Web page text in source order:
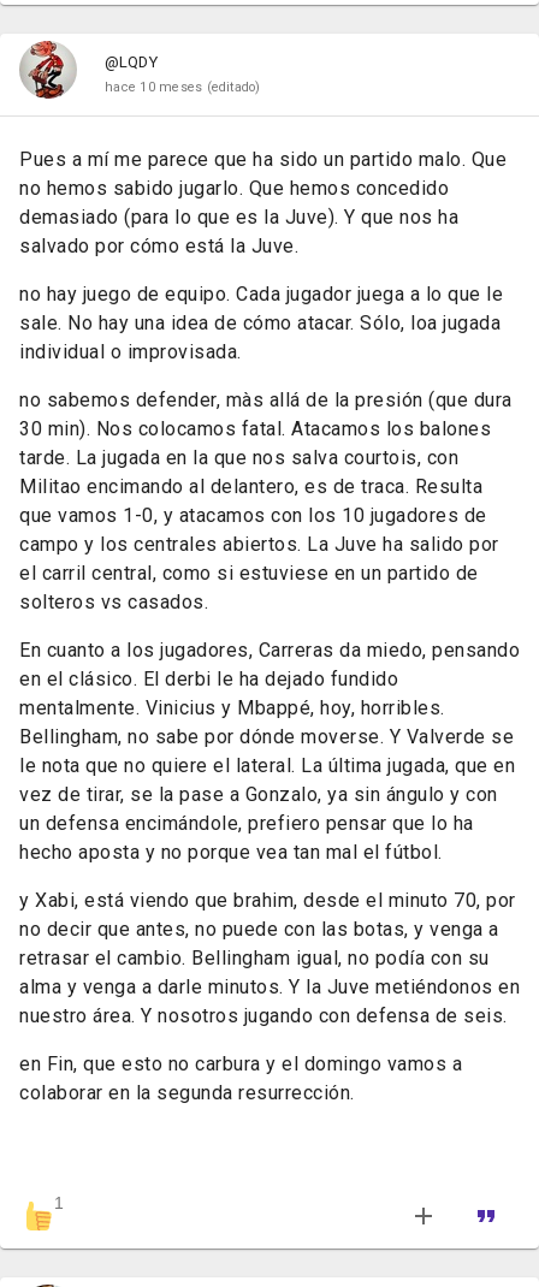
@LQDY
hace 10 meses (editado)
Pues a mí me parece que ha sido un partido malo. Que
no hemos sabido jugarlo. Que hemos concedido
demasiado (para lo que es la Juve). Y que nos ha
salvado por cómo está la Juve.
no hay juego de equipo. Cada jugador juega a lo que le
sale. No hay una idea de cómo atacar. Sólo, loa jugada
individual o improvisada.
no sabemos defender, màs allá de la presión (que dura
30 min). Nos colocamos fatal. Atacamos los balones
tarde. La jugada en la que nos salva courtois, con
Militao encimando al delantero, es de traca. Resulta
que vamos 1-0, y atacamos con los 10 jugadores de
campo y los centrales abiertos. La Juve ha salido por
el carril central, como si estuviese en un partido de
solteros vs casados.
En cuanto a los jugadores, Carreras da miedo, pensando
en el clásico. El derbi le ha dejado fundido
mentalmente. Vinicius y Mbappé, hoy, horribles.
Bellingham, no sabe por dónde moverse. Y Valverde se
le nota que no quiere el lateral. La última jugada, que en
vez de tirar, se la pase a Gonzalo, ya sin ángulo y con
un defensa encimándole, prefiero pensar que lo ha
hecho aposta y no porque vea tan mal el fútbol.
y Xabi, está viendo que brahim, desde el minuto 70, por
no decir que antes, no puede con las botas, y venga a
retrasar el cambio. Bellingham igual, no podía con su
alma y venga a darle minutos. Y la Juve metiéndonos en
nuestro área. Y nosotros jugando con defensa de seis.
en Fin, que esto no carbura y el domingo vamos a
colaborar en la segunda resurrección.
1